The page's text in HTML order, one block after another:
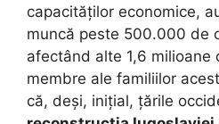
capacităților economice,
muncă peste 500.000 de
afectând alte 1,6 milioane
membre ale familiilor
că, deși, inițial, țările